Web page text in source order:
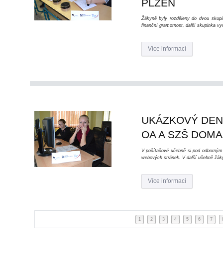
PLZEŇ
Žákyně byly rozděleny do dvou
finanční gramotnost, další skupinka
Více informací
UKÁZKOVÝ
OA A SZŠ
V počítačové učebně si pod
webových stránek. V další učebně
Více informací
1 2 3 4 5 6 7